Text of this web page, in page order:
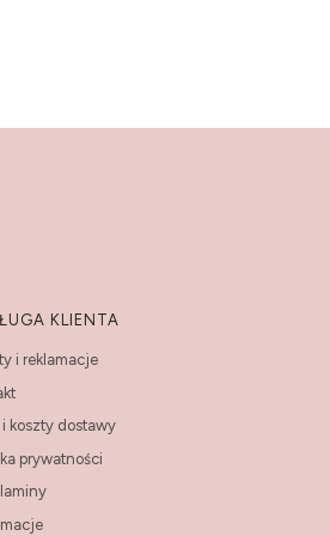
KLIENTA
i reklamacje
koszty dostawy
prywatności